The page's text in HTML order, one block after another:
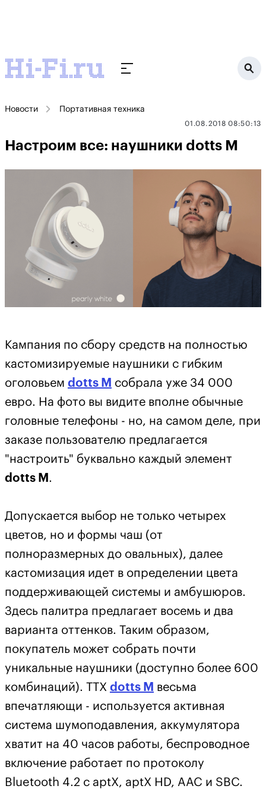
Новости Портативная техника
01.08.2018 08:50:13
Настроим все: наушники dotts M
Кампания по сбору средств на полностью
кастомизируемые наушники с гибким
оголовьем dotts M собрала уже 34 000
евро. На фото вы видите вполне обычные
головные телефоны - но, на самом деле, при
заказе пользователю предлагается
"настроить" буквально каждый элемент
dotts M .
Допускается выбор не только четырех
цветов, но и формы чаш (от
полноразмерных до овальных), далее
кастомизация идет в определении цвета
поддерживающей системы и амбушюров.
Здесь палитра предлагает восемь и два
варианта оттенков. Таким образом,
покупатель может собрать почти
уникальные наушники (доступно более 600
комбинаций). ТТХ dotts M весьма
впечатляющи - используется активная
система шумоподавления, аккумулятора
хватит на 40 часов работы, беспроводное
включение работает по протоколу
Bluetooth 4.2 с aptX, aptX HD, AAC и SBC.